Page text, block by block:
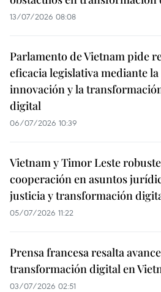
13/07/2026 08:08
Parlamento de Vietnam pide
eficacia legislativa mediante la
innovación y la
digital
06/07/2026 10:39
Vietnam y Timor Leste
cooperación en asuntos
justicia y transformación
05/07/2026 11:22
Prensa francesa resalta
transformación digital en
03/07/2026 02:51